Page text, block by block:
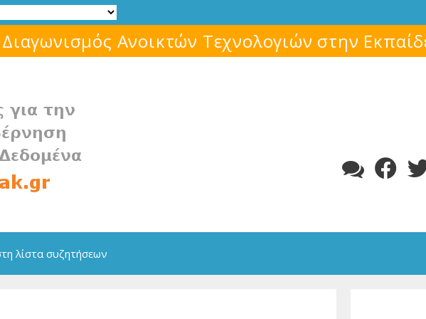
Μάθε για το ελεύθερο λογισμικό!
λίστα συζητήσεων